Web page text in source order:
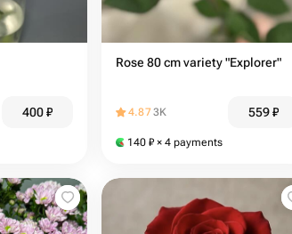
400₽
Rose 80 cm variety "Explorer"
4.873K 559₽
140 ₽ × 4 payments